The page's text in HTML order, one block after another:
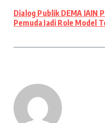
Dialog Publik DEMA IAIN
Pemuda Jadi Role Model